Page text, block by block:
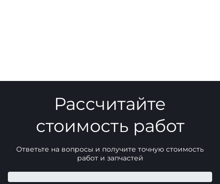
Рассчитайте
стоимость работ
Ответьте на вопросы и получите точную стоимость
работ и запчастей